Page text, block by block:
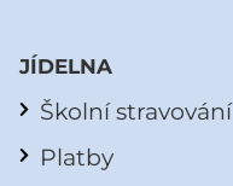
JÍDELNA
Školní stravování
Platby